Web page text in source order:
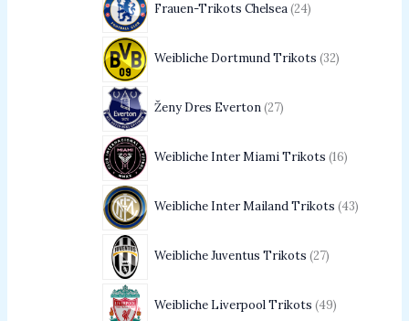
Frauen-Trikots Chelsea 24
Weibliche Dortmund Trikots 32
Ženy Dres Everton 27
Weibliche Inter Miami Trikots 16
Weibliche Inter Mailand Trikots 43
Weibliche Juventus Trikots 27
Weibliche Liverpool Trikots 49